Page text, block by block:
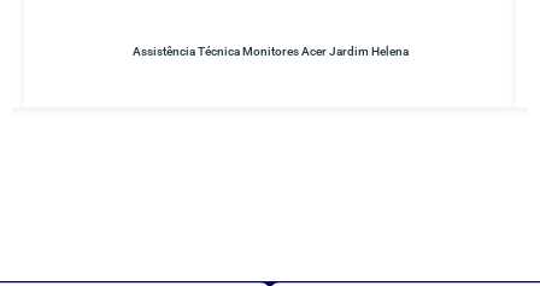
Conserto de No-breaks Parque do